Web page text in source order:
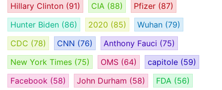
Hillary Clinton (91) CIA (88) Pfizer (87)
Hunter Biden (86) 2020 (85) Wuhan (79)
CDC (78) CNN (76) Anthony Fauci (75)
New York Times (75) OMS (64) capitole (59)
Facebook (58) John Durham (58) FDA (56)